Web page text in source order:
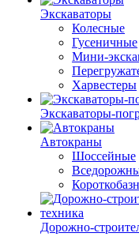
Экскаваторы
Колесные
Гусеничные
Мини-
Харвестеры
Экскаваторы-
Автокраны
Шоссейные
Дорожно-